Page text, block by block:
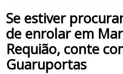
Se estiver
de enrolar em
Requião, conte
Guaruportas